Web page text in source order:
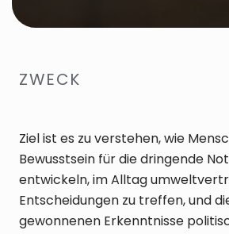
ZWECK
Ziel ist es zu verstehen, wie
Bewusstsein für die dringende
entwickeln, im Alltag
Entscheidungen zu treffen, und
gewonnenen Erkenntnisse